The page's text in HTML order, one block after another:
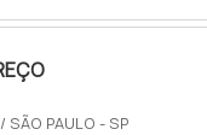
SÃO PAULO - SP